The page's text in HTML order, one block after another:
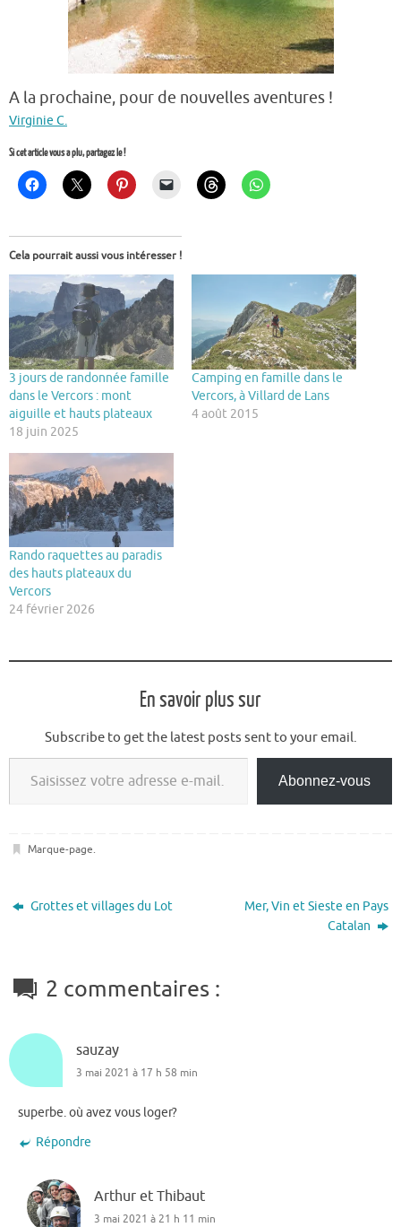
A la prochaine, pour de nouvelles aventures !
Virginie C.
Si cet article vous a plu, partagez le !
Cela pourrait aussi vous intéresser !
3 jours de randonnée famille
dans le Vercors : mont
aiguille et hauts plateaux
18 juin 2025
Camping en famille dans le
Vercors, à Villard de Lans
4 août 2015
Rando raquettes au paradis
des hauts plateaux du
Vercors
24 février 2026
En savoir plus sur
Subscribe to get the latest posts sent to your email.
Saisissez votre adresse e-mail…
Abonnez-vous
Marque-page.
Grottes et villages du Lot
Mer, Vin et Sieste en Pays
Catalan
2 commentaires :
sauzay
3 mai 2021 à 17 h 58 min
superbe. où avez vous loger?
Répondre
Arthur et Thibaut
3 mai 2021 à 21 h 11 min